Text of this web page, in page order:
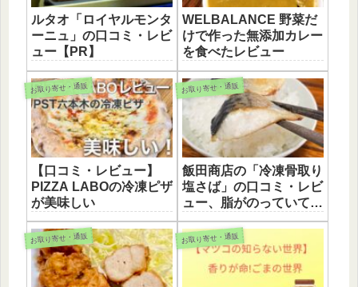
ルタオ「ロイヤルモンタ
ーニュ」の口コミ・レビ
ュー【PR】
WELBALANCE 野菜だ
けで作った無添加カレー
を食べたレビュー
お取り寄せ・通販
【口コミ・レビュー】
PIZZA LABOの冷凍ピザ
が美味しい
お取り寄せ・通販
飯田商店の「冷凍骨取り
塩さば」の口コミ・レビ
ュー、脂がのっていてい
美味しい！
お取り寄せ・通販 お取り寄せ・通販